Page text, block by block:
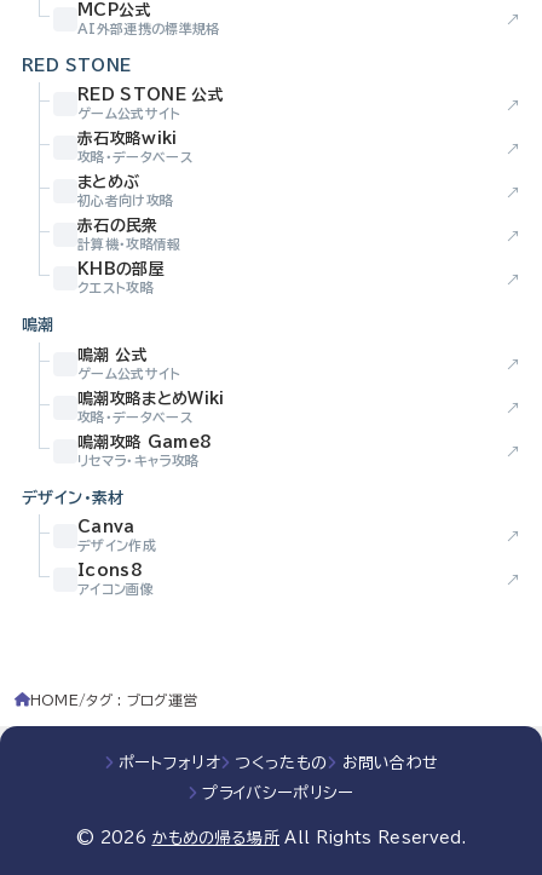
MCP公式
AI外部連携の標準規格
↗
RED STONE
RED STONE 公式
ゲーム公式サイト
↗
赤石攻略wiki
攻略・データベース
↗
まとめぶ
初心者向け攻略
↗
赤石の民衆
計算機・攻略情報
↗
KHBの部屋
クエスト攻略
↗
鳴潮
鳴潮 公式
ゲーム公式サイト
↗
鳴潮攻略まとめWiki
攻略・データベース
↗
鳴潮攻略 Game8
リセマラ・キャラ攻略
↗
デザイン・素材
Canva
デザイン作成
↗
Icons8
アイコン画像
↗
HOME タグ : ブログ運営
ポートフォリオ つくったもの
お問い合わせ
プライバシーポリシー
© 2026 かもめの帰る場所 All Rights Reserved.